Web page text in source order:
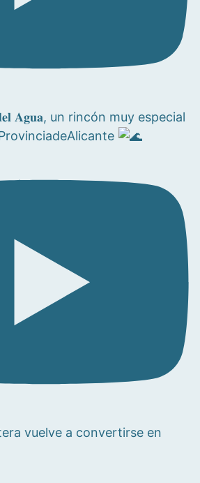
𝐀𝐠𝐮𝐚, un rincón muy especial
vuelve a convertirse en